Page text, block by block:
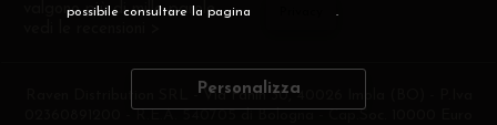
possibile consultare la pagina .
Personalizza
valgono più di mille parole
Raven Distribution SRL - Via Fanin 30, 40026 Imola (BO) - P.Iva